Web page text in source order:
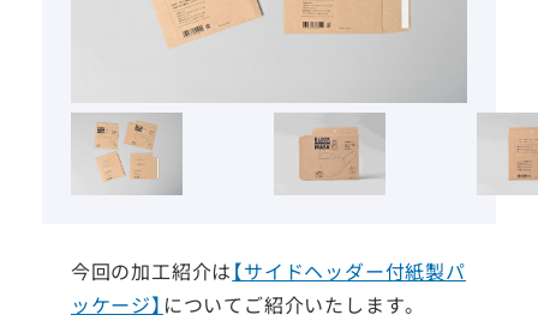
今回の加工紹介は 【サイドヘッダー付紙製パ
ッケージ】 についてご紹介いたします。